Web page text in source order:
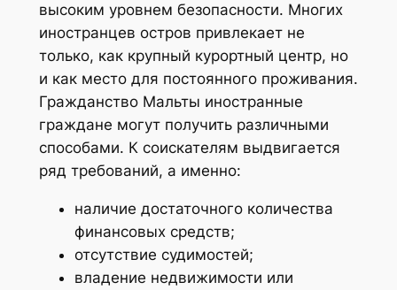
высоким уровнем безопасности. Многих
иностранцев остров привлекает не
только, как крупный курортный центр, но
и как место для постоянного проживания.
Гражданство Мальты иностранные
граждане могут получить различными
способами. К соискателям выдвигается
ряд требований, а именно:
наличие достаточного количества
финансовых средств;
отсутствие судимостей;
владение недвижимости или